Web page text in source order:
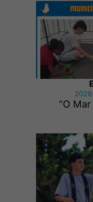
“O